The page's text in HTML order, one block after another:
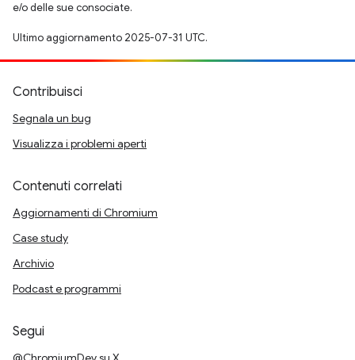
e/o delle sue consociate.
Ultimo aggiornamento 2025-07-31 UTC.
Contribuisci
Segnala un bug
Visualizza i problemi aperti
Contenuti correlati
Aggiornamenti di Chromium
Case study
Archivio
Podcast e programmi
Segui